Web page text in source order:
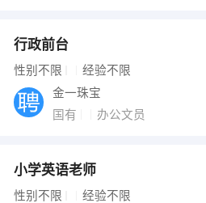
行政前台
性别不限 经验不限
金一珠宝
国有
办公文员
小学英语老师
性别不限 经验不限